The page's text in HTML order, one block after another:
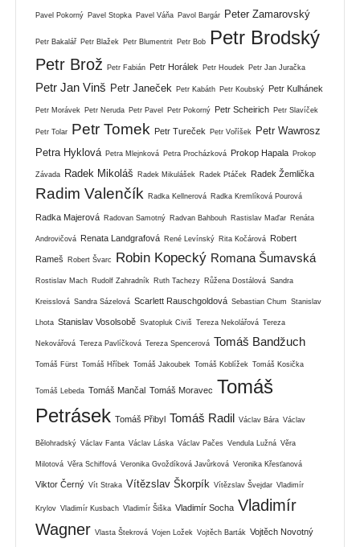
Pavel Pokorný Pavel Stopka Pavel Váňa Pavol Bargár Peter Zamarovský
Petr Bakalář Petr Blažek Petr Blumentrit Petr Bob Petr Brodský
Petr Brož Petr Fabián Petr Horálek Petr Houdek Petr Jan Juračka
Petr Jan Vinš Petr Janeček Petr Kabáth Petr Koubský Petr Kulhánek
Petr Morávek Petr Neruda Petr Pavel Petr Pokorný Petr Scheirich Petr Slavíček
Petr Tolar Petr Tomek Petr Tureček Petr Voříšek
Petr Wawrosz
Petra Hyklová Petra Mlejnková Petra Procházková Prokop Hapala Prokop
Závada Radek Mikoláš Radek Mikulášek Radek Ptáček Radek Žemlička
Radim Valenčík Radka Kellnerová Radka Kremlíková Pourová
Radka Majerová Radovan Samotný Radvan Bahbouh Rastislav Maďar Renáta
Androvičová Renata Landgrafová René Levínský Rita Kočárová Robert
Rameš Robert Švarc Robin Kopecký Romana Šumavská
Rostislav Mach Rudolf Zahradník Ruth Tachezy Růžena Dostálová Sandra
Kreisslová Sandra Sázelová Scarlett Rauschgoldová Sebastian Chum Stanislav
Lhota Stanislav Vosolsobě Svatopluk Civiš Tereza Nekolářová Tereza
Nekovářová Tereza Pavlíčková Tereza Spencerová Tomáš Bandžuch
Tomáš Fürst Tomáš Hříbek Tomáš Jakoubek Tomáš Koblížek Tomáš Kosička
Tomáš Lebeda Tomáš Mančal Tomáš Moravec Tomáš
Petrásek Tomáš Přibyl Tomáš Radil Václav Bára Václav
Bělohradský Václav Fanta Václav Láska Václav Pačes Vendula Lužná Věra
Milotová Věra Schiffová Veronika Gvoždíková Javůrková Veronika Křesťanová
Viktor Černý Vít Straka Vítězslav Škorpík Vítězslav Švejdar Vladimír
Krylov Vladimír Kusbach Vladimír Šiška Vladimír Socha Vladimír
Wagner Vlasta Štekrová Vojen Ložek Vojtěch Barták Vojtěch Novotný